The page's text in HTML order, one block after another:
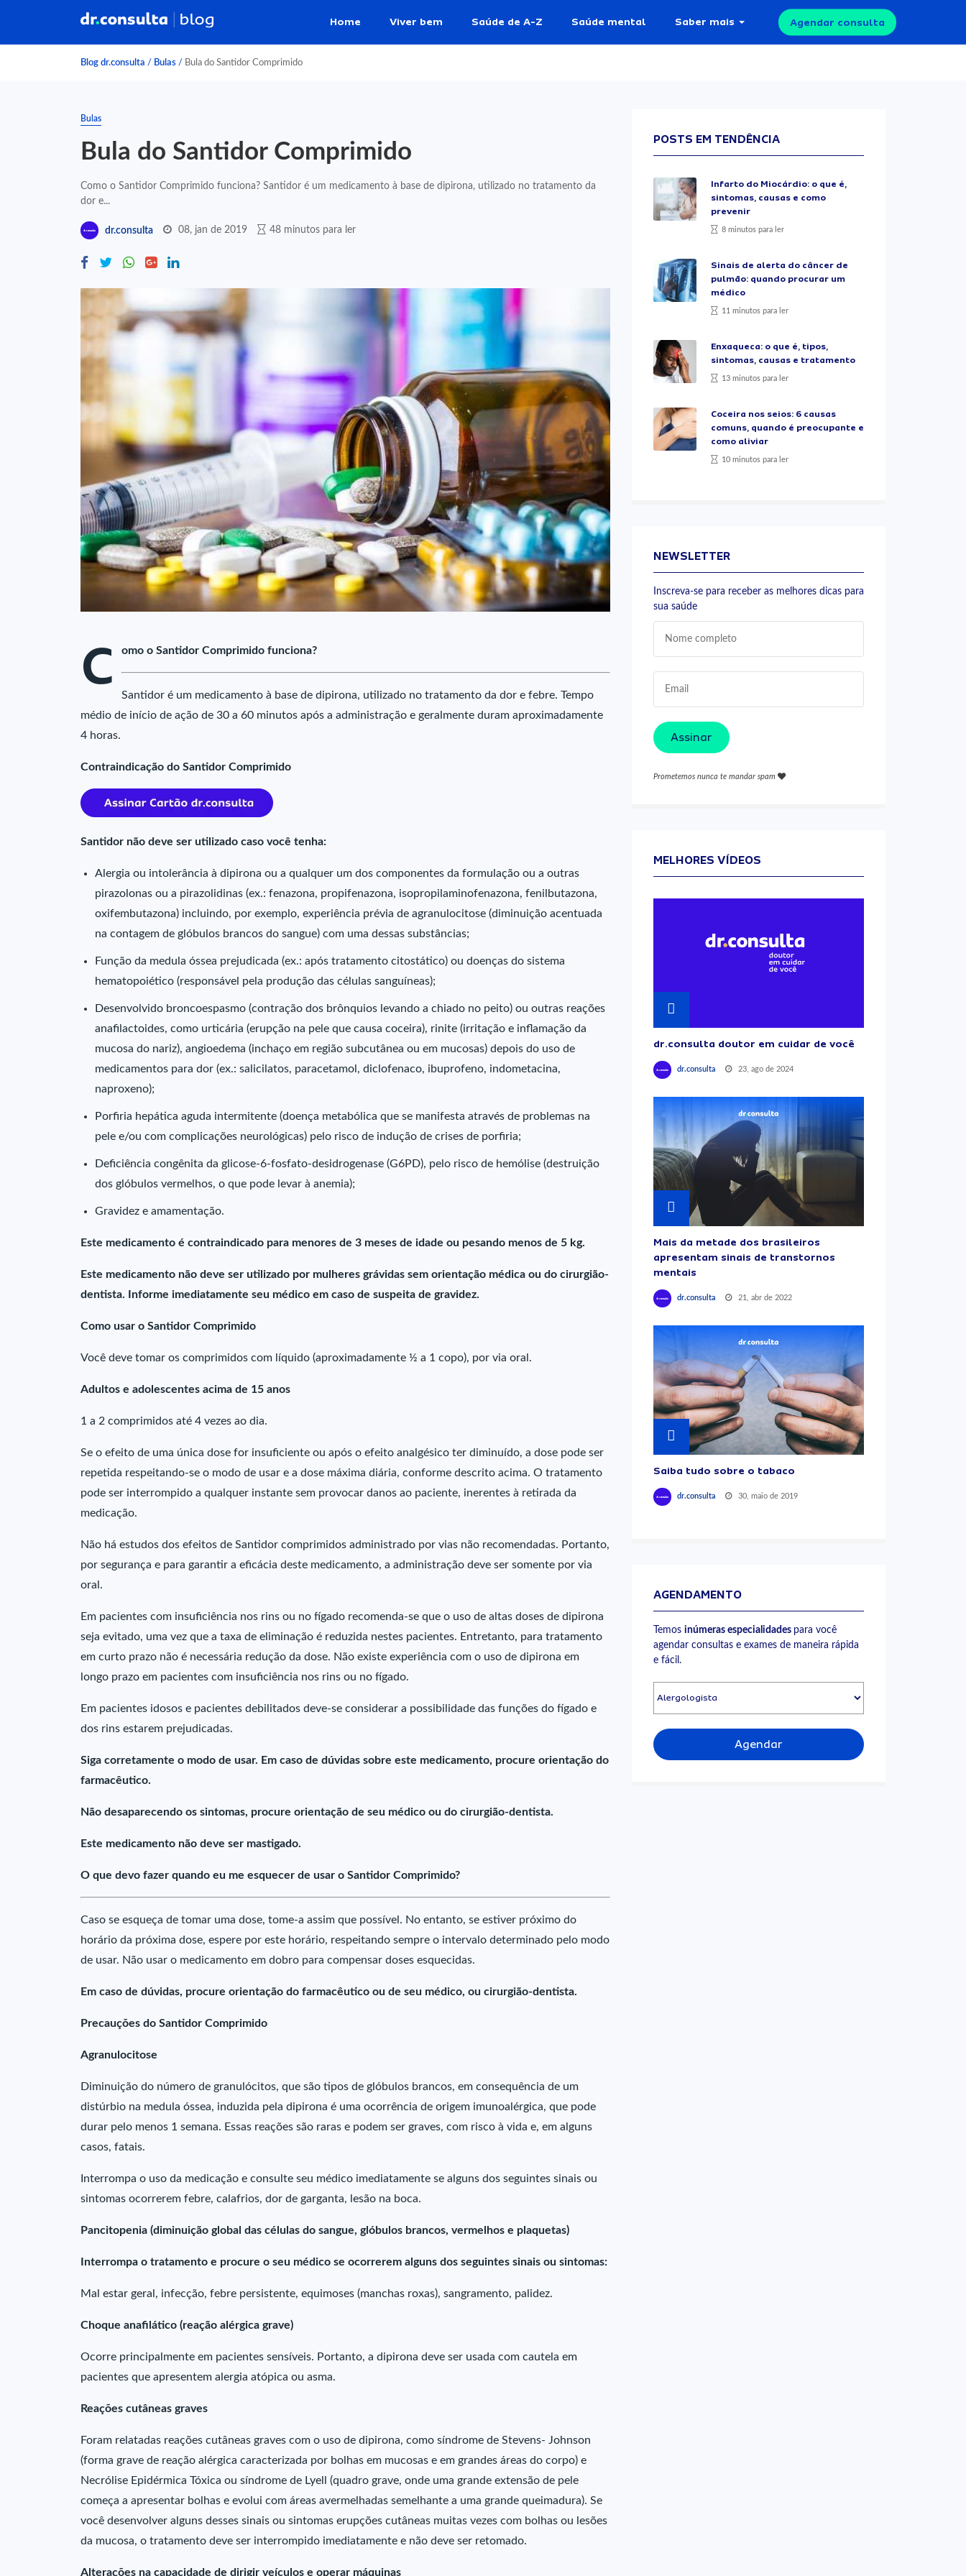
Home Viver bem Saúde de A-Z Saúde mental Saber mais Agendar consulta
Blog dr.consulta / Bulas / Bula do Santidor Comprimido
Bulas
Bula do Santidor Comprimido
Como o Santidor Comprimido funciona? Santidor é um medicamento à base de dipirona, utilizado no tratamento da
dor e...
dr.consulta 08, jan de 2019 48 minutos para ler
C omo o Santidor Comprimido funciona?
Santidor é um medicamento à base de dipirona, utilizado no tratamento da dor e febre. Tempo
médio de início de ação de 30 a 60 minutos após a administração e geralmente duram aproximadamente
4 horas.
Contraindicação do Santidor Comprimido
Santidor não deve ser utilizado caso você tenha:
Alergia ou intolerância à dipirona ou a qualquer um dos componentes da formulação ou a outras
pirazolonas ou a pirazolidinas (ex.: fenazona, propifenazona, isopropilaminofenazona, fenilbutazona,
oxifembutazona) incluindo, por exemplo, experiência prévia de agranulocitose (diminuição acentuada
na contagem de glóbulos brancos do sangue) com uma dessas substâncias;
Função da medula óssea prejudicada (ex.: após tratamento citostático) ou doenças do sistema
hematopoiético (responsável pela produção das células sanguíneas);
Desenvolvido broncoespasmo (contração dos brônquios levando a chiado no peito) ou outras reações
anafilactoides, como urticária (erupção na pele que causa coceira), rinite (irritação e inflamação da
mucosa do nariz), angioedema (inchaço em região subcutânea ou em mucosas) depois do uso de
medicamentos para dor (ex.: salicilatos, paracetamol, diclofenaco, ibuprofeno, indometacina,
naproxeno);
Porfiria hepática aguda intermitente (doença metabólica que se manifesta através de problemas na
pele e/ou com complicações neurológicas) pelo risco de indução de crises de porfiria;
Deficiência congênita da glicose-6-fosfato-desidrogenase (G6PD), pelo risco de hemólise (destruição
dos glóbulos vermelhos, o que pode levar à anemia);
Gravidez e amamentação.
Este medicamento é contraindicado para menores de 3 meses de idade ou pesando menos de 5 kg.
Este medicamento não deve ser utilizado por mulheres grávidas sem orientação médica ou do cirurgião-
dentista. Informe imediatamente seu médico em caso de suspeita de gravidez.
Como usar o Santidor Comprimido
Você deve tomar os comprimidos com líquido (aproximadamente ½ a 1 copo), por via oral.
Adultos e adolescentes acima de 15 anos
1 a 2 comprimidos até 4 vezes ao dia.
Se o efeito de uma única dose for insuficiente ou após o efeito analgésico ter diminuído, a dose pode ser
repetida respeitando-se o modo de usar e a dose máxima diária, conforme descrito acima. O tratamento
pode ser interrompido a qualquer instante sem provocar danos ao paciente, inerentes à retirada da
medicação.
Não há estudos dos efeitos de Santidor comprimidos administrado por vias não recomendadas. Portanto,
por segurança e para garantir a eficácia deste medicamento, a administração deve ser somente por via
oral.
Em pacientes com insuficiência nos rins ou no fígado recomenda-se que o uso de altas doses de dipirona
seja evitado, uma vez que a taxa de eliminação é reduzida nestes pacientes. Entretanto, para tratamento
em curto prazo não é necessária redução da dose. Não existe experiência com o uso de dipirona em
longo prazo em pacientes com insuficiência nos rins ou no fígado.
Em pacientes idosos e pacientes debilitados deve-se considerar a possibilidade das funções do fígado e
dos rins estarem prejudicadas.
Siga corretamente o modo de usar. Em caso de dúvidas sobre este medicamento, procure orientação do
farmacêutico.
Não desaparecendo os sintomas, procure orientação de seu médico ou do cirurgião-dentista.
Este medicamento não deve ser mastigado.
O que devo fazer quando eu me esquecer de usar o Santidor Comprimido?
Caso se esqueça de tomar uma dose, tome-a assim que possível. No entanto, se estiver próximo do
horário da próxima dose, espere por este horário, respeitando sempre o intervalo determinado pelo modo
de usar. Não usar o medicamento em dobro para compensar doses esquecidas.
Em caso de dúvidas, procure orientação do farmacêutico ou de seu médico, ou cirurgião-dentista.
Precauções do Santidor Comprimido
Agranulocitose
Diminuição do número de granulócitos, que são tipos de glóbulos brancos, em consequência de um
distúrbio na medula óssea, induzida pela dipirona é uma ocorrência de origem imunoalérgica, que pode
durar pelo menos 1 semana. Essas reações são raras e podem ser graves, com risco à vida e, em alguns
casos, fatais.
Interrompa o uso da medicação e consulte seu médico imediatamente se alguns dos seguintes sinais ou
sintomas ocorrerem febre, calafrios, dor de garganta, lesão na boca.
Pancitopenia (diminuição global das células do sangue, glóbulos brancos, vermelhos e plaquetas)
Interrompa o tratamento e procure o seu médico se ocorrerem alguns dos seguintes sinais ou sintomas:
Mal estar geral, infecção, febre persistente, equimoses (manchas roxas), sangramento, palidez.
Choque anafilático (reação alérgica grave)
Ocorre principalmente em pacientes sensíveis. Portanto, a dipirona deve ser usada com cautela em
pacientes que apresentem alergia atópica ou asma.
Reações cutâneas graves
Foram relatadas reações cutâneas graves com o uso de dipirona, como síndrome de Stevens- Johnson
(forma grave de reação alérgica caracterizada por bolhas em mucosas e em grandes áreas do corpo) e
Necrólise Epidérmica Tóxica ou síndrome de Lyell (quadro grave, onde uma grande extensão de pele
começa a apresentar bolhas e evolui com áreas avermelhadas semelhante a uma grande queimadura). Se
você desenvolver alguns desses sinais ou sintomas erupções cutâneas muitas vezes com bolhas ou lesões
da mucosa, o tratamento deve ser interrompido imediatamente e não deve ser retomado.
Alterações na capacidade de dirigir veículos e operar máquinas
POSTS EM TENDÊNCIA
Infarto do Miocárdio: o que é,
sintomas, causas e como
prevenir
8 minutos para ler
Sinais de alerta do câncer de
pulmão: quando procurar um
médico
11 minutos para ler
Enxaqueca: o que é, tipos,
sintomas, causas e tratamento
13 minutos para ler
Coceira nos seios: 6 causas
comuns, quando é preocupante e
como aliviar
10 minutos para ler
NEWSLETTER
Inscreva-se para receber as melhores dicas para
sua saúde
Assinar
Prometemos nunca te mandar spam
MELHORES VÍDEOS
dr.consulta doutor em cuidar de você
dr.consulta 23, ago de 2024
Mais da metade dos brasileiros
apresentam sinais de transtornos
mentais
dr.consulta 21, abr de 2022
Saiba tudo sobre o tabaco
dr.consulta 30, maio de 2019
AGENDAMENTO
Temos inúmeras especialidades para você
agendar consultas e exames de maneira rápida
e fácil.
Agendar